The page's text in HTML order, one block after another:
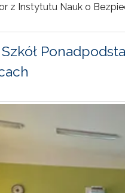
z Instytutu Nauk o